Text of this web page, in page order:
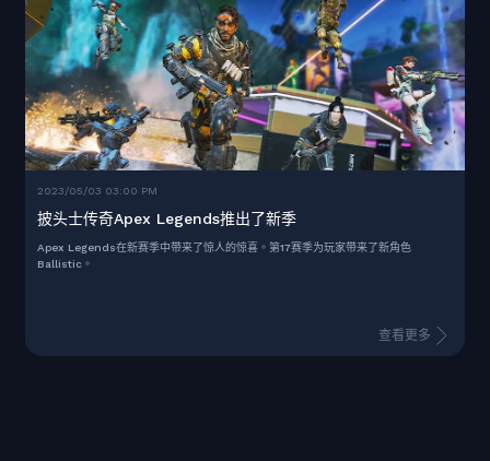
2023/05/03 03:00 PM
披头士传奇Apex Legends推出了新季
Apex Legends在新赛季中带来了惊人的惊喜。第17赛季为玩家带来了新角色
Ballistic。
查看更多